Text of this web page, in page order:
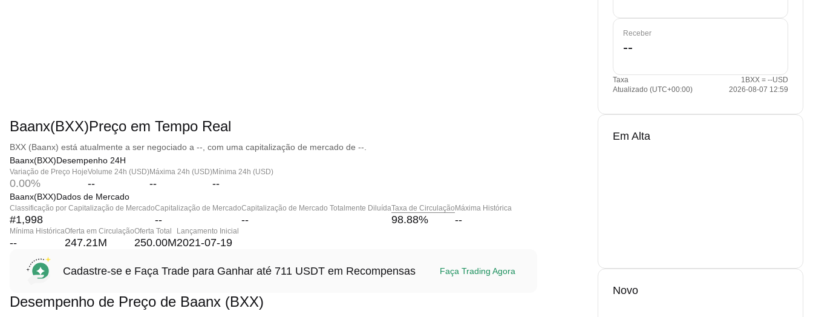
Baanx(BXX)Preço em Tempo Real
BXX (Baanx) está atualmente a ser negociado a --, com uma capitalização de mercado de --.
Baanx(BXX)Desempenho 24H
Variação de Preço Hoje
0.00%
Volume 24h (USD)
--
Máxima 24h (USD)
--
Mínima 24h (USD)
--
Baanx(BXX)Dados de Mercado
Classificação por Capitalização de Mercado
#1,998
Capitalização de Mercado
--
Capitalização de Mercado Totalmente Diluída
--
Taxa de Circulação
98.88%
Máxima Histórica
--
Mínima Histórica
--
Oferta em Circulação
247.21M
Oferta Total
250.00M
Lançamento Inicial
2021-07-19
Cadastre-se e Faça Trade para Ganhar até 711 USDT em Recompensas Faça Trading Agora
Desempenho de Preço de Baanx (BXX)
Receber
Taxa
1BXX = --USD
Atualizado (UTC+00:00)
2026-08-07 12:59
Em Alta
Novo